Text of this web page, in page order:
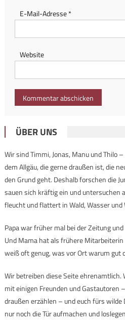
E-Mail-Adresse*
Website
ÜBER UNS
Wir sind Timmi, Jonas, Manu und Thilo
dem Allgäu, die gerne draußen ist, die
den Grund geht. Deshalb forschen die
sauen sich kräftig ein und untersuchen
fleucht und flattert in Wald, Wasser und
Papa war früher mal bei der Zeitung
Und Mama hat als frühere
weiß oft genug, was vor Ort warum gut
Wir betreiben diese Seite
mit einigen Freunden und Gastautoren
draußen erzählen – und euch fürs
nur noch die Tür aufmachen und